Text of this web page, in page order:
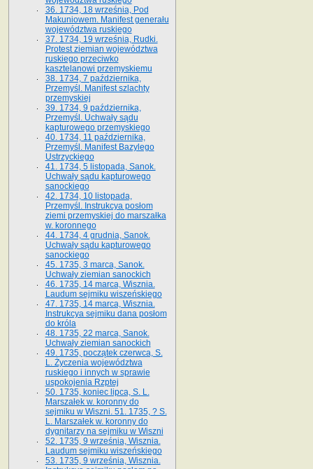
36. 1734, 18 września, Pod
Makuniowem. Manifest generału
województwa ruskiego
37. 1734, 19 września, Rudki.
Protest ziemian województwa
ruskiego przeciwko
kasztelanowi przemyskiemu
38. 1734, 7 października,
Przemyśl. Manifest szlachty
przemyskiej
39. 1734, 9 października,
Przemyśl. Uchwały sądu
kapturowego przemyskiego
40. 1734, 11 października,
Przemyśl. Manifest Bazylego
Ustrzyckiego
41. 1734, 5 listopada, Sanok.
Uchwały sądu kapturowego
sanockiego
42. 1734, 10 listopada,
Przemyśl. Instrukcya posłom
ziemi przemyskiej do marszałka
w. koronnego
44. 1734, 4 grudnia, Sanok.
Uchwały sądu kapturowego
sanockiego
45. 1735, 3 marca, Sanok.
Uchwały ziemian sanockich
46. 1735, 14 marca, Wisznia.
Laudum sejmiku wiszeńskiego
47. 1735, 14 marca, Wisznia.
Instrukcya sejmiku dana posłom
do króla
48. 1735, 22 marca, Sanok.
Uchwały ziemian sanockich
49. 1735, początek czerwca, S.
L. Życzenia województwa
ruskiego i innych w sprawie
uspokojenia Rzptej
50. 1735, koniec lipca, S. L.
Marszałek w. koronny do
sejmiku w Wiszni. 51. 1735, ? S.
L. Marszałek w. koronny do
dygnitarzy na sejmiku w Wiszni
52. 1735, 9 września, Wisznia.
Laudum sejmiku wiszeńskiego
53. 1735, 9 września, Wisznia.